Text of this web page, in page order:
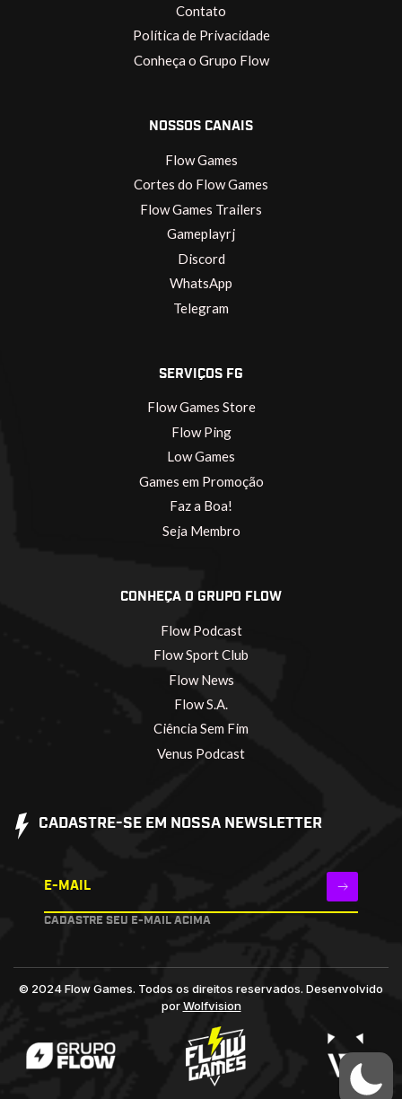
Contato
Política de Privacidade
Conheça o Grupo Flow
NOSSOS CANAIS
Flow Games
Cortes do Flow Games
Flow Games Trailers
Gameplayrj
Discord
WhatsApp
Telegram
SERVIÇOS FG
Flow Games Store
Flow Ping
Low Games
Games em Promoção
Faz a Boa!
Seja Membro
CONHEÇA O GRUPO FLOW
Flow Podcast
Flow Sport Club
Flow News
Flow S.A.
Ciência Sem Fim
Venus Podcast
CADASTRE-SE EM NOSSA NEWSLETTER
E-MAIL
CADASTRE SEU E-MAIL ACIMA
© 2024 Flow Games. Todos os direitos reservados. Desenvolvido
porWolfvision